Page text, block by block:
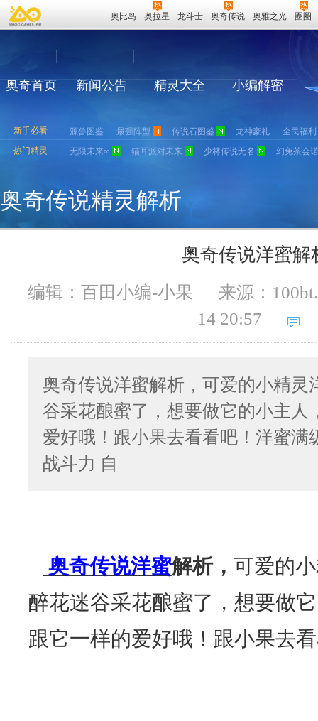
奥比岛 奥拉星 龙斗士 奥奇传说 奥雅之光 圈圈
奥奇首页 新闻公告 精灵大全 小编解密
新手必看 源兽图鉴 最强阵型 传说石图鉴 龙神豪礼
全民福利
热门精灵
无限未来∞ 猫耳派对未来 少林传说无名 幻兔茶会
奥奇传说精灵解析
奥奇传说洋蜜解
编辑：百田小编-小果 来源：
14 20:57
奥奇传说洋蜜解析，可爱的小精灵
谷采花酿蜜了，想要做它的小主人
爱好哦！跟小果去看看吧！洋蜜满
战斗力 自
奥奇传说洋蜜解析， 可爱的
醉花迷谷采花酿蜜了，想要做
跟它一样的爱好哦！跟小果去